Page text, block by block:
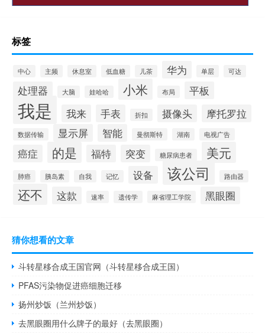
标签
中心 主频 休息室 低血糖 儿茶 华为 单层 可达
处理器 大脑 娃哈哈 小米 布局 平板
我是 我来 手表 折扣 摄像头 摩托罗拉
数据传输 显示屏 智能 曼彻斯特 湖南 电视广告
癌症 的是 福特 突变 糖尿病患者 美元
肺癌 胰岛素 自我 记忆 设备 该公司 路由器
还不 这款 速率 遗传学 麻省理工学院 黑眼圈
猜你想看的文章
斗转星移合成王国官网（斗转星移合成王国）
PFAS污染物促进癌细胞迁移
扬州炒饭（兰州炒饭）
去黑眼圈用什么牌子的最好（去黑眼圈）